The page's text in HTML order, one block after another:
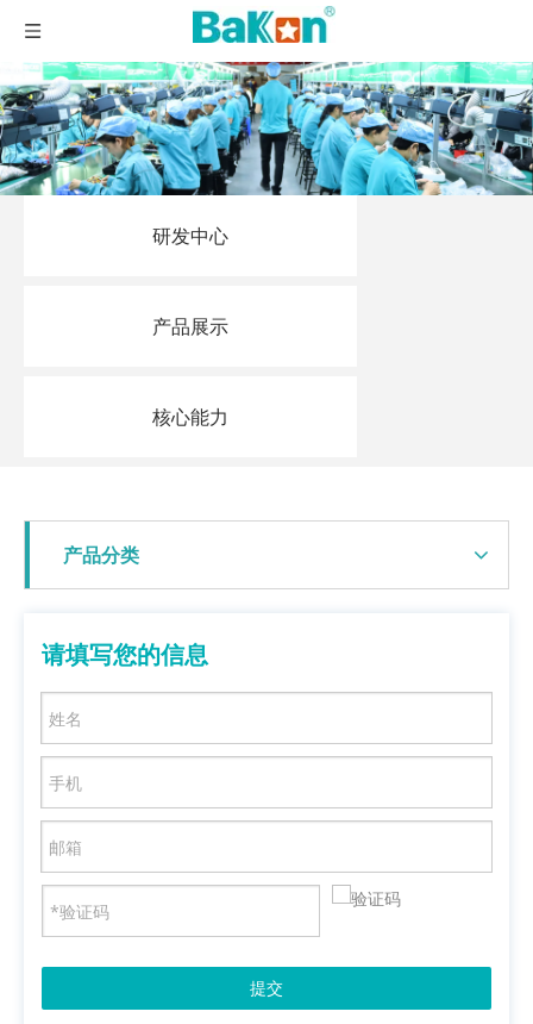
研发中心
产品展示
核心能力
产品分类
请填写您的信息
提交